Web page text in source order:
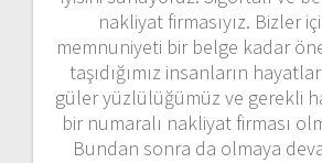
nakliyat firmasıyız. Bizler
memnuniyeti bir belge kadar
taşıdığımız insanların
güler yüzlülüğümüz ve gerekli
bir numaralı nakliyat firması
Bundan sonra da olmaya